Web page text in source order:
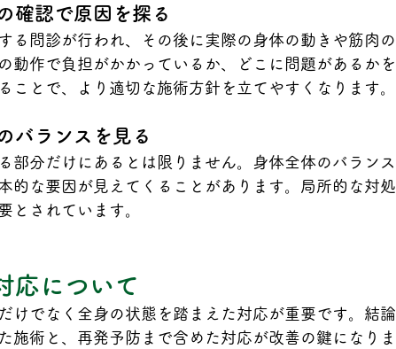
確認で原因を探る
る問診が行われ、その後に実際の身体の動きや筋肉の
動作で負担がかかっているか、どこに問題があるかを
ことで、より適切な施術方針を立てやすくなります。
バランスを見る
部分だけにあるとは限りません。身体全体のバランス
的な要因が見えてくることがあります。局所的な対処
とされています。
応について
けでなく全身の状態を踏まえた対応が重要です。結論
施術と、再発予防まで含めた対応が改善の鍵になりま